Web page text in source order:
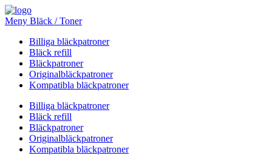
Meny Bläck / Toner
Billiga bläckpatroner
Bläck refill
Bläckpatroner
Originalbläckpatroner
Kompatibla bläckpatroner
Billiga bläckpatroner
Bläck refill
Bläckpatroner
Originalbläckpatroner
Kompatibla bläckpatroner